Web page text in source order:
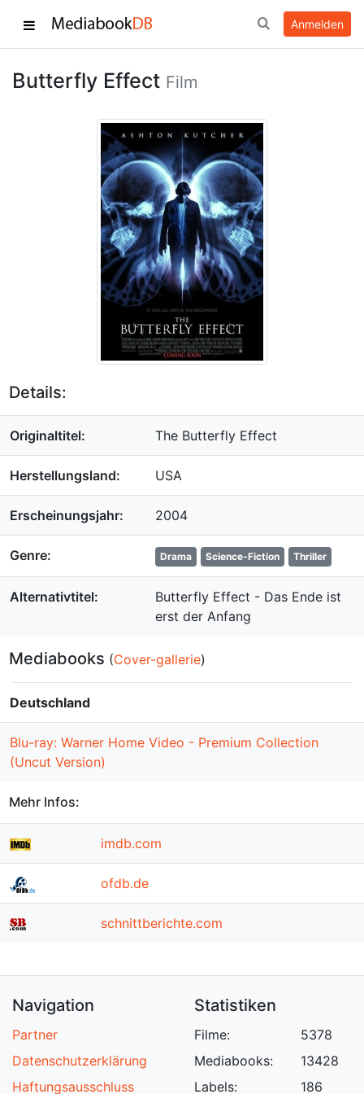
Anmelden
Butterfly Effect Film
Details:
Originaltitel: The Butterfly Effect
Herstellungsland: USA
Erscheinungsjahr: 2004
Genre: Drama Science-Fiction Thriller
Alternativtitel:
Butterfly Effect - Das Ende ist
erst der Anfang
Mediabooks (Cover-gallerie)
Deutschland
Blu-ray: Warner Home Video - Premium Collection
(Uncut Version)
Mehr Infos:
imdb.com
ofdb.de
schnittberichte.com
Navigation
Partner
Datenschutzerklärung
Haftungsausschluss
Statistiken
Filme:
Mediabooks:
Labels:
5378
13428
186